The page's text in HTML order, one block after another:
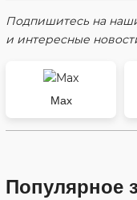
Подпишитесь на
и интересные
Max
Популярное